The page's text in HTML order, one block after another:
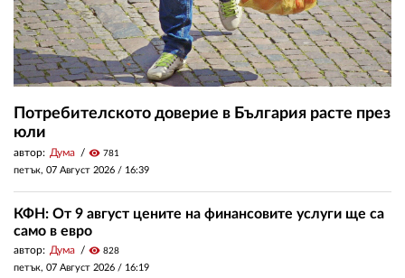
Потребителското доверие в България расте през
юли
автор: Дума visibility 781
петък, 07 Август 2026 / 16:39
КФН: От 9 август цените на финансовите услуги ще са
само в евро
автор: Дума visibility 828
петък, 07 Август 2026 / 16:19